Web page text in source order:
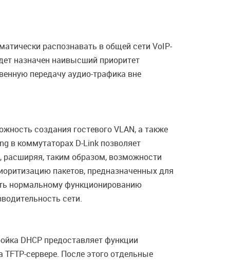
распознавать в общей сети VoIP-
назначен наивысший приоритет
передачу аудио-трафика вне
создания гостевого VLAN, а также
в коммутаторах D-Link позволяет
расширяя, таким образом, возможности
пакетов, предназначенных для
нормальному функционированию
сети.
DHCP предоставляет функции
сервере. После этого отдельные